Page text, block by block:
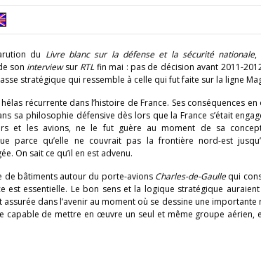
du Livre blanc sur la défense et la sécurité nationale,
son interviewsur RTL fin mai : pas de décision avant 2011-
stratégique qui ressemble à celle qui fut faite sur la ligne
récurrente dans l’histoire de France. Ses conséquences
sa philosophie défensive dès lors que la France s’était
et les avions, ne le fut guère au moment de sa
parce qu’elle ne couvrait pas la frontière nord-est
On sait ce qu’il en est advenu.
de bâtiments autour du porte-avions Charles-de-Gaullequi
est essentielle. Le bon sens et la logique stratégique
assurée dans l’avenir au moment où se dessine une
capable de mettre en œuvre un seul et même groupe